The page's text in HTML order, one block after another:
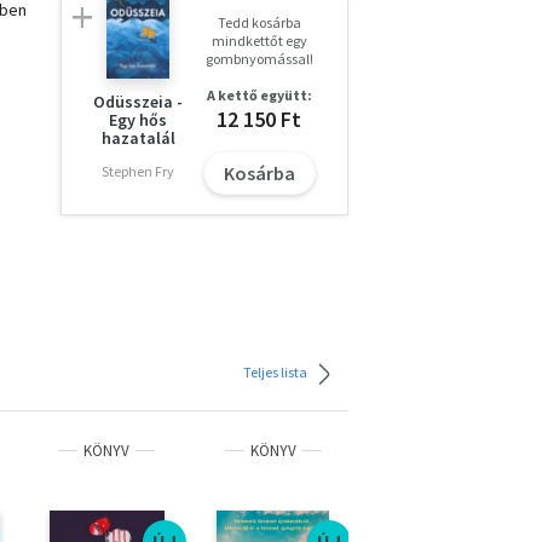
Odüsszeia -
Egy hős
hazatalál
Stephen Fry
Tedd kosárba
mindkettőt egy
gombnyomással!
A kettő együtt:
12 150 Ft
Kosárba
Teljes lista
KÖNYV KÖNYV